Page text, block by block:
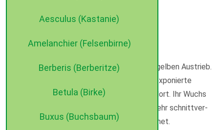
Artikel-Informationen
Diese Sorte hat einen langanhaltenden goldgelben Austrieb.
Sie ist wie die Sorte 'Brabant' ideal für windexponierte
Lagen und anspruchslos an Boden und Standort. Ihr Wuchs
ist kompakt und dicht. Als Heckenpflanze (sehr schnittver-
träglich) und als Einzelgehölz sehr gut geeignet.
Aesculus (Kastanie)
Amelanchier (Felsenbirne)
Berberis (Berberitze)
Betula (Birke)
Buxus (Buchsbaum)